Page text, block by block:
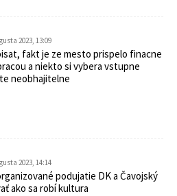
2023, 13:09
fakt je ze mesto prispelo finacne
a niekto si vybera vstupne
neobhajitelne
2023, 14:14
podujatie DK a Čavojský
ako sa robí kultura